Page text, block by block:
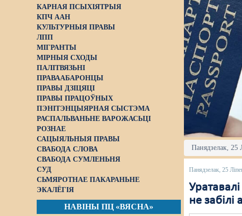
КАРНАЯ ПСЫХІЯТРЫЯ
КПЧ ААН
КУЛЬТУРНЫЯ ПРАВЫ
ЛПП
МІГРАНТЫ
МІРНЫЯ СХОДЫ
ПАЛІТВЯЗЬНІ
ПРАВААБАРОНЦЫ
ПРАВЫ ДЗІЦЯЦІ
ПРАВЫ ПРАЦОЎНЫХ
ПЭНІТЭНЦЫЯРНАЯ СЫСТЭМА
РАСПАЛЬВАНЬНЕ ВАРОЖАСЬЦІ
РОЗНАЕ
САЦЫЯЛЬНЫЯ ПРАВЫ
СВАБОДА СЛОВА
СВАБОДА СУМЛЕНЬНЯ
СУД
СЬМЯРОТНАЕ ПАКАРАНЬНЕ
ЭКАЛЁГІЯ
НАВІНЫ ПЦ «ВЯСНА»
Панядзелак, 25
Панядзелак, 25
не забілі